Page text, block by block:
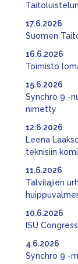
Suomen
17.6.2026
Toimisto
16.6.2026
Synchro 9 -
nimetty
15.6.2026
Leena
teknisiin
12.6.2026
Talvilajien
11.6.2026
ISU
10.6.2026
Synchro 9 -
4.6.2026